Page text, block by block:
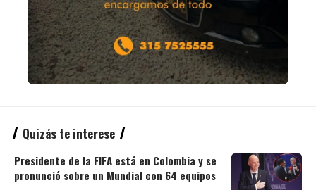
Quizás te interese
Presidente de la FIFA está en Colombia y se
pronunció sobre un Mundial con 64 equipos